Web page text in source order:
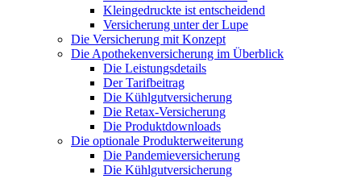
Kleingedruckte ist entscheidend
Versicherung unter der Lupe
Die Versicherung mit Konzept
Die Apothekenversicherung im Überblick
Die Leistungsdetails
Der Tarifbeitrag
Die Kühlgutversicherung
Die Retax-Versicherung
Die Produktdownloads
Die optionale Produkterweiterung
Die Pandemieversicherung
Die Kühlgutversicherung